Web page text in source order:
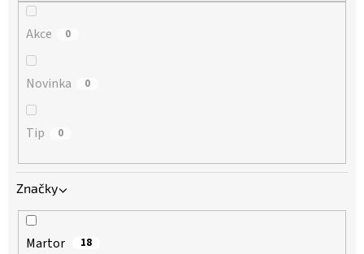
Akce 0
Novinka 0
Tip 0
Značky
Martor 18